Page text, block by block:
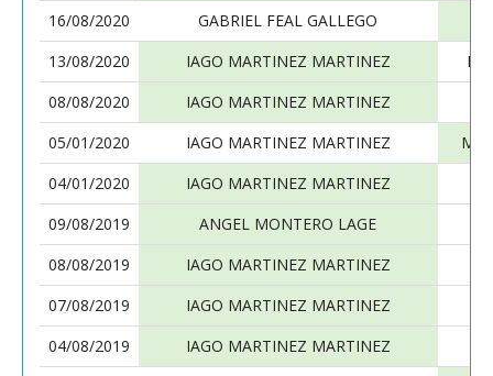
16/08/2020
GABRIEL FEAL GALLEGO
13/08/2020
IAGO MARTINEZ MARTINEZ
08/08/2020
IAGO MARTINEZ MARTINEZ
05/01/2020
IAGO MARTINEZ MARTINEZ
04/01/2020
IAGO MARTINEZ MARTINEZ
09/08/2019
ANGEL MONTERO LAGE
08/08/2019
IAGO MARTINEZ MARTINEZ
07/08/2019
IAGO MARTINEZ MARTINEZ
04/08/2019
IAGO MARTINEZ MARTINEZ